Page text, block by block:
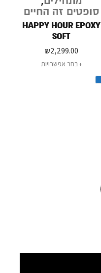
סופטים זה החיים
HAPPY HOUR EPOXY
SOFT
₪2,299.00
בחר אפשרויות